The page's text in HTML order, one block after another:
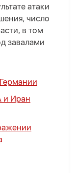
атаки
число
в том
завалами
и Иран